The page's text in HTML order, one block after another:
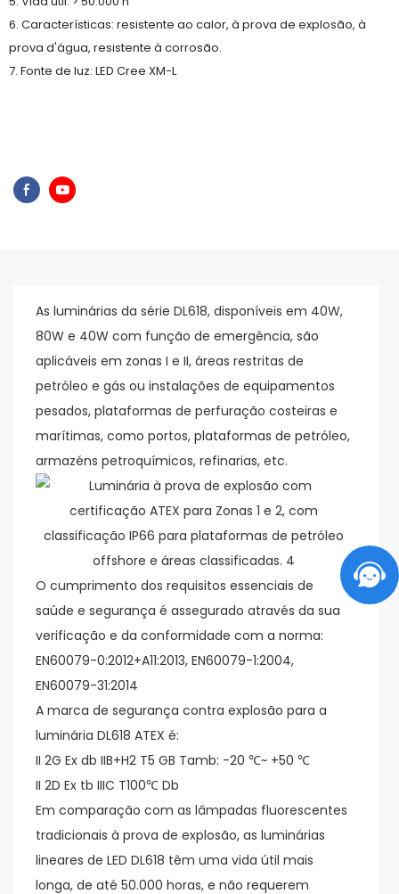
6. Características: resistente ao calor, à prova de explosão, à
prova d'água, resistente à corrosão.
7. Fonte de luz: LED Cree XM-L
As luminárias da série DL618, disponíveis em 40W,
80W e 40W com função de emergência, são
aplicáveis ​​em zonas I e II, áreas restritas de
petróleo e gás ou instalações de equipamentos
pesados, plataformas de perfuração costeiras e
marítimas, como portos, plataformas de petróleo,
armazéns petroquímicos, refinarias, etc.
O cumprimento dos requisitos essenciais de
saúde e segurança é assegurado através da sua
verificação e da conformidade com a norma:
EN60079-0:2012+A11:2013, EN60079-1:2004,
EN60079-31:2014
A marca de segurança contra explosão para a
luminária DL618 ATEX é:
II 2G Ex db IIB+H2 T5 GB Tamb: -20 ℃~ +50 ℃
II 2D Ex tb IIIC T100℃ Db
Em comparação com as lâmpadas fluorescentes
tradicionais à prova de explosão, as luminárias
lineares de LED DL618 têm uma vida útil mais
longa, de até 50.000 horas, e não requerem